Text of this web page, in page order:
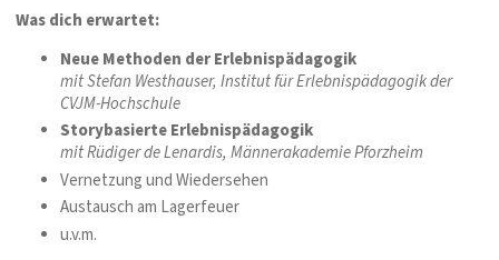
Was dich erwartet:
Neue Methoden der Erlebnispädagogik
mit Stefan Westhauser, Institut für Erlebnispädagogik der
CVJM-Hochschule
Storybasierte Erlebnispädagogik
mit Rüdiger de Lenardis, Männerakademie Pforzheim
Vernetzung und Wiedersehen
Austausch am Lagerfeuer
u.v.m.